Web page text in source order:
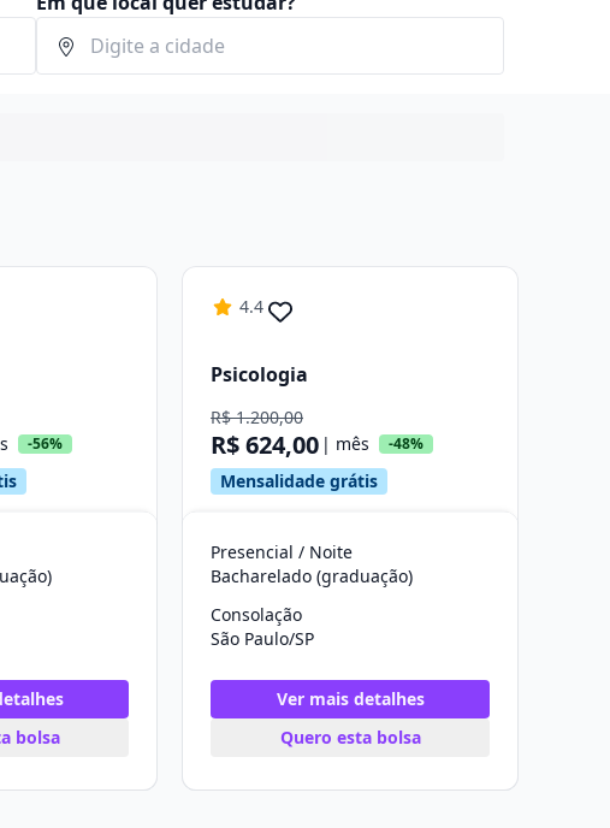
-56%
bolsa
4.4
Psicologia
R$ 1.200,00
R$ 624,00 | mês -48%
Mensalidade grátis
Presencial / Noite
Bacharelado (graduação)
Consolação
São Paulo/SP
Ver mais detalhes
Quero esta bolsa